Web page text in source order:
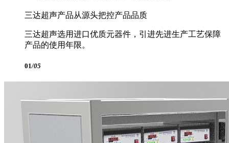
三达超声产品从源头把控产品品质
三达超声选用进口优质元器件，引进先进生产工艺保障
产品的使用年限。
01/05